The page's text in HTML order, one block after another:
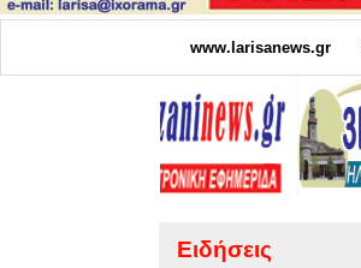
www.larisanews.gr
Ειδήσεις